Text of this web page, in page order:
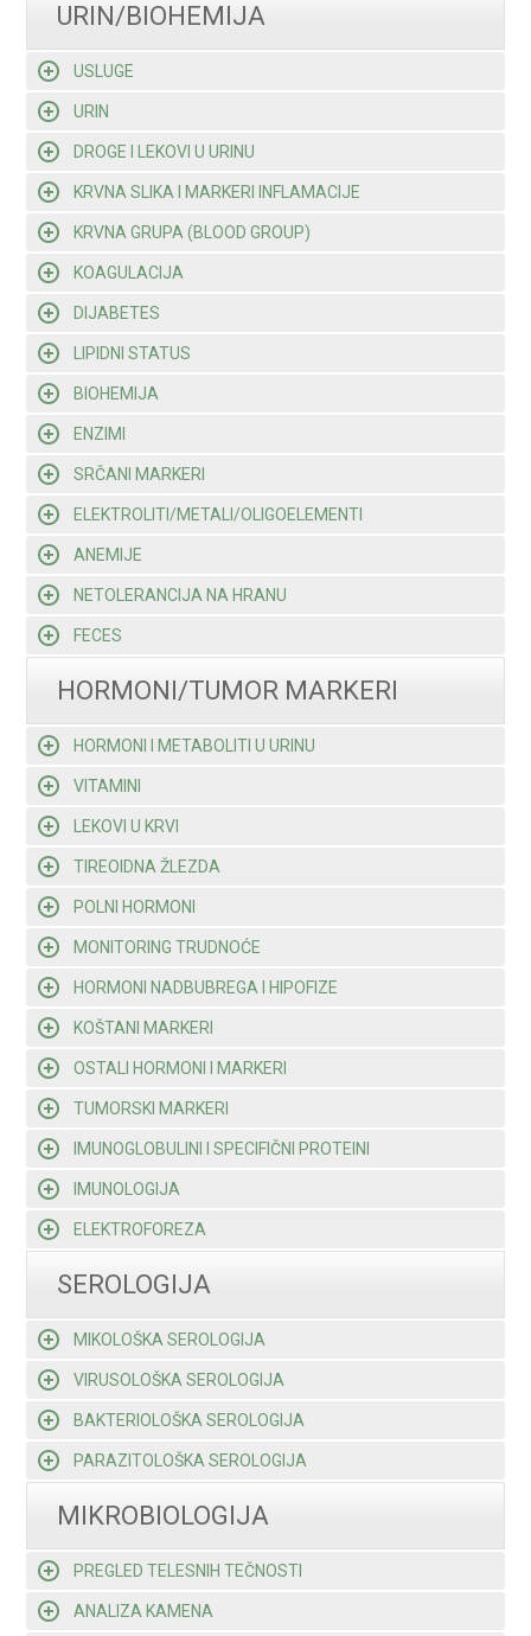
URIN/BIOHEMIJA
USLUGE
URIN
DROGE I LEKOVI U URINU
KRVNA SLIKA I MARKERI INFLAMACIJE
KRVNA GRUPA (BLOOD GROUP)
KOAGULACIJA
DIJABETES
LIPIDNI STATUS
BIOHEMIJA
ENZIMI
SRČANI MARKERI
ELEKTROLITI/METALI/OLIGOELEMENTI
ANEMIJE
NETOLERANCIJA NA HRANU
FECES
HORMONI/TUMOR MARKERI
HORMONI I METABOLITI U URINU
VITAMINI
LEKOVI U KRVI
TIREOIDNA ŽLEZDA
POLNI HORMONI
MONITORING TRUDNOĆE
HORMONI NADBUBREGA I HIPOFIZE
KOŠTANI MARKERI
OSTALI HORMONI I MARKERI
TUMORSKI MARKERI
IMUNOGLOBULINI I SPECIFIČNI PROTEINI
IMUNOLOGIJA
ELEKTROFOREZA
SEROLOGIJA
MIKOLOŠKA SEROLOGIJA
VIRUSOLOŠKA SEROLOGIJA
BAKTERIOLOŠKA SEROLOGIJA
PARAZITOLOŠKA SEROLOGIJA
MIKROBIOLOGIJA
PREGLED TELESNIH TEČNOSTI
ANALIZA KAMENA